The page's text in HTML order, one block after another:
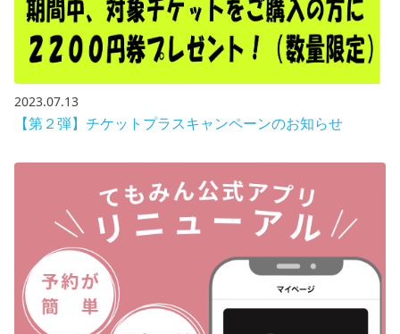
2023.07.13
【第２弾】チケットプラスキャンペーンのお知らせ